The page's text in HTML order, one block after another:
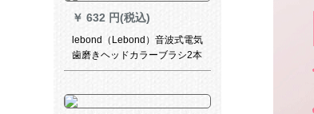
いです。
￥ 632 円(税込)
lebond（Lebond）音波式電気
歯磨きヘッドカラーブラシ2本
セット（本ブランドは大人用